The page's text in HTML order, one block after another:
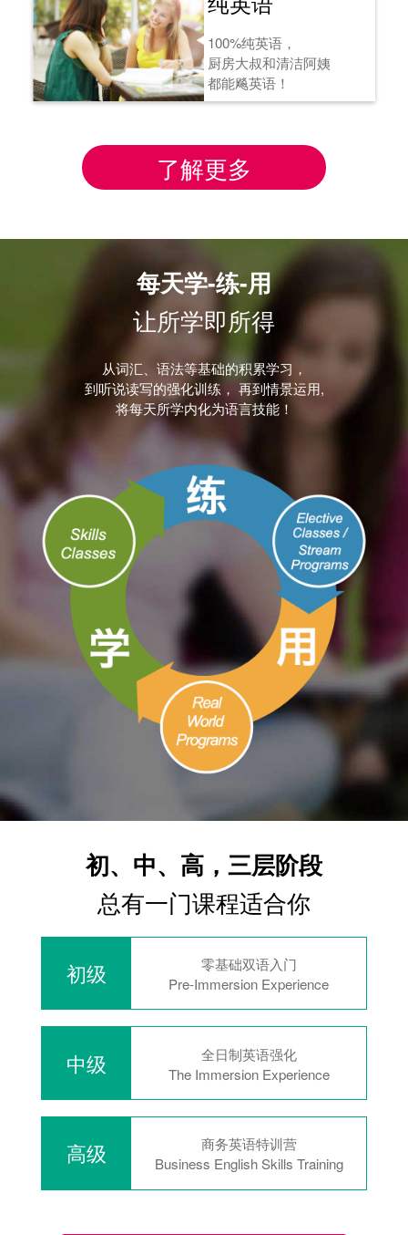
100%纯英语，
厨房大叔和清洁阿姨
都能飚英语！
了解更多
每天学-练-用
让所学即所得
从词汇、语法等基础的积累学习，
到听说读写的强化训练， 再到情景运用,
将每天所学内化为语言技能！
初、中、高，三层阶段
总有一门课程适合你
初级
零基础双语入门
Pre-Immersion Experience
中级
全日制英语强化
The Immersion Experience
高级
商务英语特训营
Business English Skills Training